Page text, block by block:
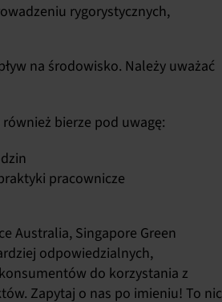
rygorystycznych,
na środowisko. Należy uważać
bierze pod uwagę:
pracownicze
Australia, Singapore Green
odpowiedzialnych,
do korzystania z
Zapytaj o nas po imieniu! To nic